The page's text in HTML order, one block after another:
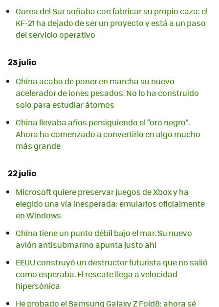
Corea del Sur soñaba con fabricar su propio caza: el
KF-21 ha dejado de ser un proyecto y está a un paso
del servicio operativo
23 julio
China acaba de poner en marcha su nuevo
acelerador de iones pesados. No lo ha construido
solo para estudiar átomos
China llevaba años persiguiendo el “oro negro”.
Ahora ha comenzado a convertirlo en algo mucho
más grande
22 julio
Microsoft quiere preservar juegos de Xbox y ha
elegido una vía inesperada: emularlos oficialmente
en Windows
China tiene un punto débil bajo el mar. Su nuevo
avión antisubmarino apunta justo ahí
EEUU construyó un destructor futurista que no salió
como esperaba. El rescate llega a velocidad
hipersónica
He probado el Samsung Galaxy Z Fold8: ahora sé